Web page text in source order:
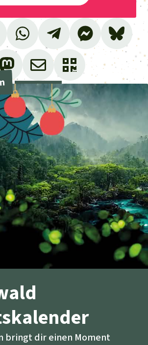
bringt dir einen Moment